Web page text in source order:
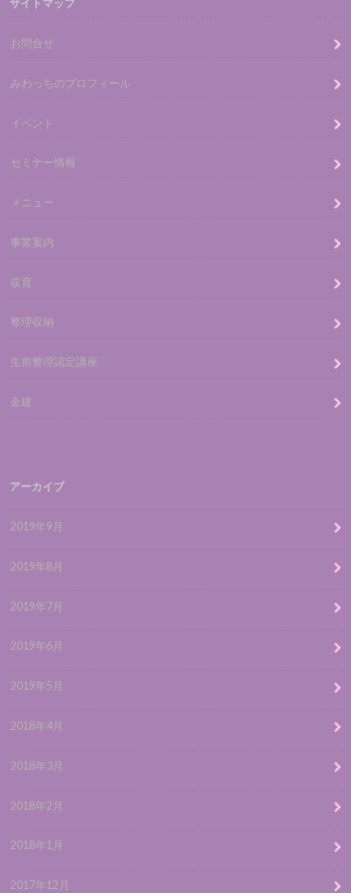
サイトマップ
お問合せ
みわっちのプロフィール
イベント
セミナー情報
メニュー
事業案内
収育
整理収納
生前整理認定講座
金建
アーカイブ
2019年9月
2019年8月
2019年7月
2019年6月
2019年5月
2018年4月
2018年3月
2018年2月
2018年1月
2017年12月